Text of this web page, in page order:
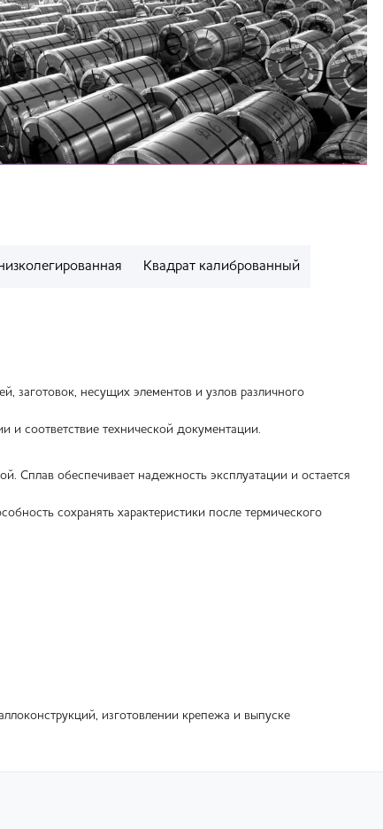
Квадрат калиброванный
заготовок, несущих элементов и узлов различного
и соответствие технической документации.
Сплав обеспечивает надежность эксплуатации и остается
сохранять характеристики после термического
изготовлении крепежа и выпуске